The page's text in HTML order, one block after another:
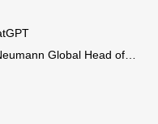
Global Head of Production